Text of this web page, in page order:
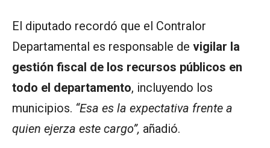
El diputado recordó que el Contralor
Departamental es responsable de vigilar la
gestión fiscal de los recursos públicos en
todo el departamento, incluyendo los
municipios. “Esa es la expectativa frente a
quien ejerza este cargo”, añadió.